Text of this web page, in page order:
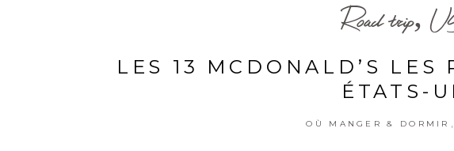
Road trip,
LES 13 MCDONALD’S
ÉTATS-
OÙ MANGER & DORMIR ,